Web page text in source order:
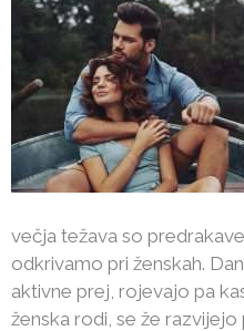
večja težava so
odkrivamo pri ženskah.
aktivne prej, rojevajo pa
ženska rodi, se že